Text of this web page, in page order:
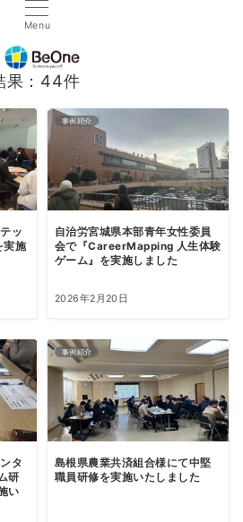
Menu
果：44件
ッ
実施
事例紹介
自治労宮城県本部青年女性委員
会で『CareerMapping 人生体験
ゲーム』を実施しました
2026年2月20日
タ
研
い
事例紹介
島根県農業共済組合様にて中堅
職員研修を実施いたしました